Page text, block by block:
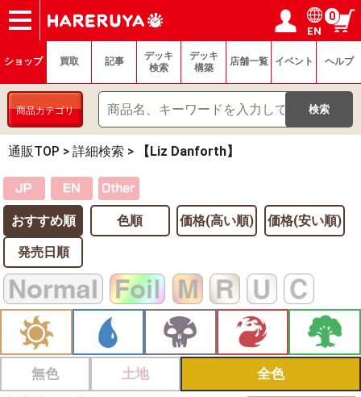
ショップ
買取
記事
デッキ検索
デッキ構築
選手一覧
店舗一覧
イベント
ヘルプ
お問い合わせ ログイン／会員登録
マイページ
EN
0
ショップ 買取 記事
デッキ
検索
デッキ
構築
店舗一覧 イベント ヘルプ
商品カテゴリ
通販TOP > 詳細検索 > 【Liz Danforth】
おすすめ順 色順 価格(高い順) 価格(安い順)
発売日順
無色 土地 全色